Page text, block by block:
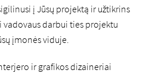
į Jūsų projektą ir užtikrins
darbui ties projektu
įmonės viduje.
ir grafikos dizaineriai